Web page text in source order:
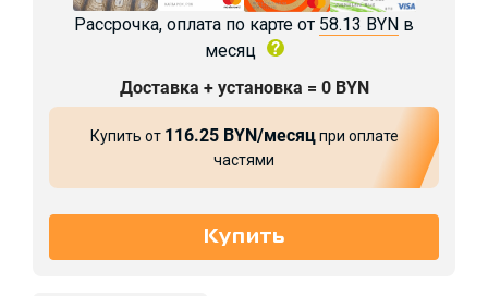
Рассрочка, оплата по карте от 58.13 BYN в
месяц
Доставка + установка = 0 BYN
Купить от 116.25 BYN/месяцпри оплате
частями